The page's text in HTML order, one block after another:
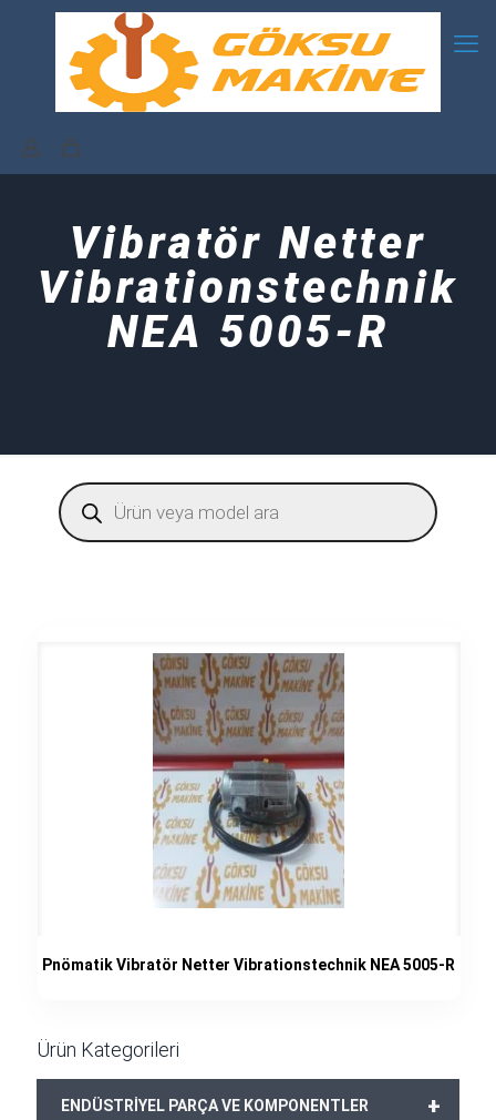
Vibratör Netter
Vibrationstechnik
NEA 5005-R
Products
search
Pnömatik Vibratör Netter Vibrationstechnik NEA 5005-R
Ürün Kategorileri
+
ENDÜSTRİYEL PARÇA VE KOMPONENTLER